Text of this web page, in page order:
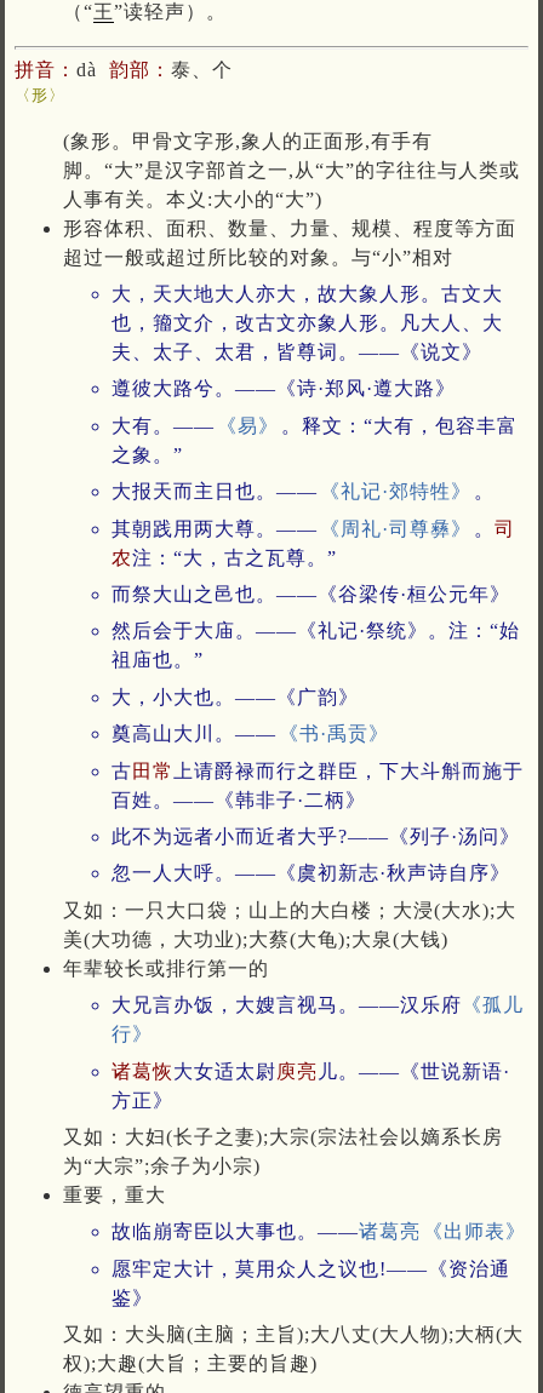
（“王”读轻声）。
拼音： dà 韵部： 泰、个
〈形〉
(象形。甲骨文字形,象人的正面形,有手有
脚。“大”是汉字部首之一,从“大”的字往往与人类或
人事有关。本义:大小的“大”)
形容体积、面积、数量、力量、规模、程度等方面
超过一般或超过所比较的对象。与“小”相对
大，天大地大人亦大，故大象人形。古文大
也，籀文介，改古文亦象人形。凡大人、大
夫、太子、太君，皆尊词。——《说文》
遵彼大路兮。——《诗·郑风·遵大路》
大有。——
《易》
。释文：“大有，包容丰富
之象。”
大报天而主日也。——
《礼记·郊特牲》
。
其朝践用两大尊。——
《周礼·司尊彝》 。 司
农注：“大，古之瓦尊。”
而祭大山之邑也。——《谷梁传·桓公元年》
然后会于大庙。——《礼记·祭统》。注：“始
祖庙也。”
大，小大也。——《广韵》
奠高山大川。——
《书·禹贡》
古田常
上请爵禄而行之群臣，下大斗斛而施于
百姓。——《韩非子·二柄》
此不为远者小而近者大乎?——《列子·汤问》
忽一人大呼。——《虞初新志·秋声诗自序》
又如：一只大口袋；山上的大白楼；大浸(大水);大
美(大功德，大功业);大蔡(大龟);大泉(大钱)
年辈较长或排行第一的
大兄言办饭，大嫂言视马。——汉乐府 《孤儿
行》
诸葛恢大女适太尉庾亮 儿。——《世说新语·
方正》
又如：大妇(长子之妻);大宗(宗法社会以嫡系长房
为“大宗”;余子为小宗)
重要，重大
故临崩寄臣以大事也。——诸葛亮
《出师表》
愿牢定大计，莫用众人之议也!——《资治通
鉴》
又如：大头脑(主脑；主旨);大八丈(大人物);大柄(大
权);大趣(大旨；主要的旨趣)